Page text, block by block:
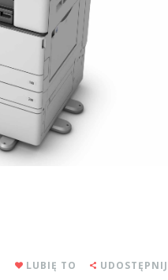
LUBIĘ TO UDOSTĘPNIJ